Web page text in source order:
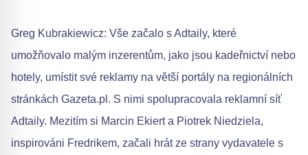
Greg Kubrakiewicz: Vše začalo s Adtaily, které
umožňovalo malým inzerentům, jako jsou kadeřnictví nebo
hotely, umístit své reklamy na větší portály na regionálních
stránkách Gazeta.pl. S nimi spolupracovala reklamní síť
Adtaily. Mezitím si Marcin Ekiert a Piotrek Niedziela,
inspirováni Fredrikem, začali hrát ze strany vydavatele s